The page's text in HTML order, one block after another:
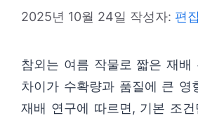
2025년 10월 24일 작성자: 편
참외는 여름 작물로 짧은 재배
차이가 수확량과 품질에 큰 영
재배 연구에 따르면, 기본 조